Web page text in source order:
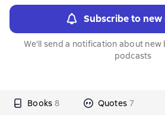
Subscribe to new
We'll send a notification about
podcasts
Books 8 Quotes 7